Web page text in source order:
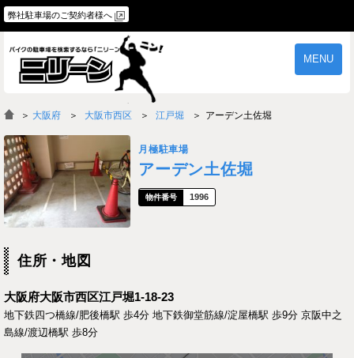
弊社駐車場のご契約者様へ
MENU
物件一覧 ご契約の流れ
よくあるご質問
＞ 大阪府 大阪市西区 江戸堀 アーデン土佐堀
月極駐車場
アーデン土佐堀
1996
住所・地図
大阪府大阪市西区江戸堀1-18-23
地下鉄四つ橋線/肥後橋駅 歩4分 地下鉄御堂筋線/淀屋橋駅 歩9分 京阪中之
島線/渡辺橋駅 歩8分